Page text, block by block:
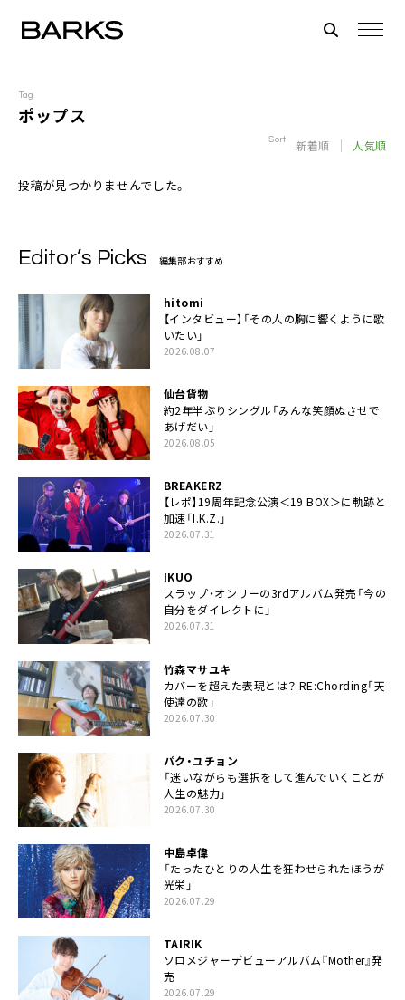
Tag
ポップス
Sort 新着順 人気順
投稿が見つかりませんでした。
Editor’s Picks 編集部おすすめ
hitomi
【インタビュー】「その人の胸に響くように歌
いたい」
2026.08.07
仙台貨物
約2年半ぶりシングル「みんな笑顔ぬさせで
あげだい」
2026.08.05
BREAKERZ
【レポ】19周年記念公演＜19 BOX＞に軌跡と
加速「I.K.Z.」
2026.07.31
IKUO
スラップ・オンリーの3rdアルバム発売「今の
自分をダイレクトに」
2026.07.31
竹森マサユキ
カバーを超えた表現とは？ RE:Chording「天
使達の歌」
2026.07.30
パク・ユチョン
「迷いながらも選択をして進んでいくことが
人生の魅力」
2026.07.30
中島卓偉
「たったひとりの人生を狂わせられたほうが
光栄」
2026.07.29
TAIRIK
ソロメジャーデビューアルバム『Mother』発
売
2026.07.29